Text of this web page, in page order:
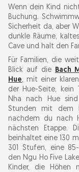
Wenn dein Kind
Buchung.
Sicherheit da, aber
dunkle Räume,
Cave und halt den
Für Familien, die
Blick auf die
Bach
Hue, mit einer
der Hue-Seite, kein
Nha nach Hue
Stunden mit dem
nachdem du nach
nächsten Etappe.
beinhaltet eine 130
301 Stufen, eine
den Ngu Ho Five
Kinder, die Höhen